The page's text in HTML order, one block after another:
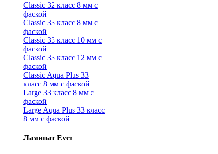
Classic 32 класс 8 мм с
фаской
Classic 33 класс 8 мм с
фаской
Classic 33 класс 10 мм с
фаской
Classic 33 класс 12 мм с
фаской
Classic Aqua Plus 33
класс 8 мм с фаской
Large 33 класс 8 мм с
фаской
Large Aqua Plus 33 класс
8 мм с фаской
Ламинат Ever